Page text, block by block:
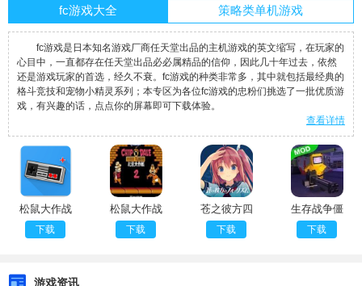
fc游戏大全 策略类单机游戏
fc游戏是日本知名游戏厂商任天堂出品的主机游戏的英文缩写，在玩家的
心目中，一直都存在任天堂出品必必属精品的信仰，因此几十年过去，依然
还是游戏玩家的首选，经久不衰。fc游戏的种类非常多，其中就包括最经典的
格斗竞技和宠物小精灵系列；本专区为各位fc游戏的忠粉们挑选了一批优质游
戏，有兴趣的话，点点你的屏幕即可下载体验。
查看详情
松鼠大作战
2一命通关
离线版
下载
松鼠大作战
2官方版
下载
苍之彼方四
重奏去更新
版
下载
生存战争僵
尸岛
下载
游戏资讯